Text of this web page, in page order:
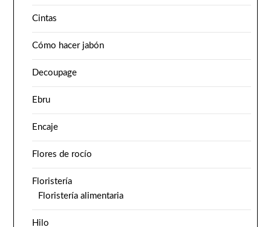
Cintas
Cómo hacer jabón
Decoupage
Ebru
Encaje
Flores de rocío
Floristería
Floristería alimentaria
Hilo